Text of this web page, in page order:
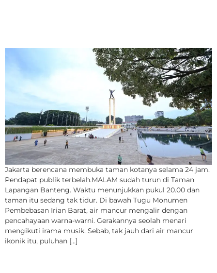
Jakarta berencana membuka taman kotanya selama 24 jam.
Pendapat publik terbelah.MALAM sudah turun di Taman
Lapangan Banteng. Waktu menunjukkan pukul 20.00 dan
taman itu sedang tak tidur. Di bawah Tugu Monumen
Pembebasan Irian Barat, air mancur mengalir dengan
pencahayaan warna-warni. Gerakannya seolah menari
mengikuti irama musik. Sebab, tak jauh dari air mancur
ikonik itu, puluhan […]